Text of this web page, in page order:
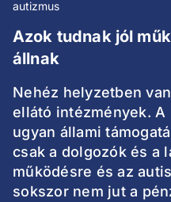
autizmus
Azok tudnak jól
állnak
Nehéz helyzetben
ellátó intézmények.
ugyan állami
csak a dolgozók és a
működésre és az
sokszor nem jut a